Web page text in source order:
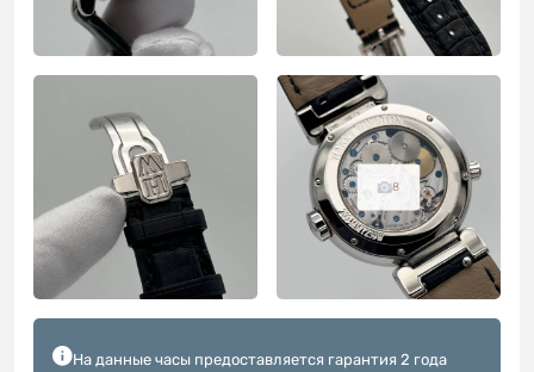
8
На данные часы предоставляется гарантия 2 года